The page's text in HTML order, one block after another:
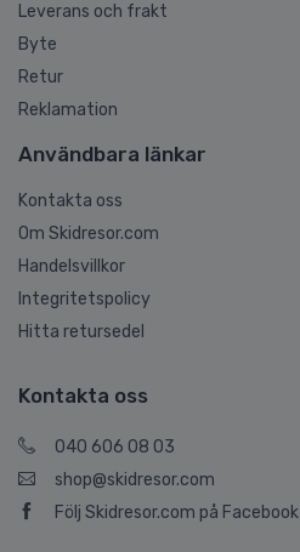
Leverans och frakt
Byte
Retur
Reklamation
Användbara länkar
Kontakta oss
Om Skidresor.com
Handelsvillkor
Integritetspolicy
Hitta retursedel
Kontakta oss
040 606 08 03
shop@skidresor.com
Följ Skidresor.com på Facebook